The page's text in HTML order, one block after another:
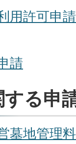
用許可申
請
る申
墓地管理